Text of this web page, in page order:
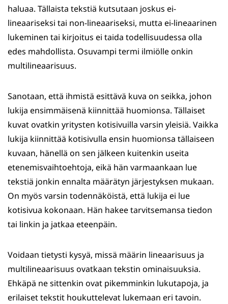
haluaa. Tällaista tekstiä kutsutaan joskus ei-
lineaariseksi tai non-lineaariseksi, mutta ei-lineaarinen
lukeminen tai kirjoitus ei taida todellisuudessa olla
edes mahdollista. Osuvampi termi ilmiölle onkin
multilineaarisuus.
Sanotaan, että ihmistä esittävä kuva on seikka, johon
lukija ensimmäisenä kiinnittää huomionsa. Tällaiset
kuvat ovatkin yritysten kotisivuilla varsin yleisiä. Vaikka
lukija kiinnittää kotisivulla ensin huomionsa tällaiseen
kuvaan, hänellä on sen jälkeen kuitenkin useita
etenemisvaihtoehtoja, eikä hän varmaankaan lue
tekstiä jonkin ennalta määrätyn järjestyksen mukaan.
On myös varsin todennäköistä, että lukija ei lue
kotisivua kokonaan. Hän hakee tarvitsemansa tiedon
tai linkin ja jatkaa eteenpäin.
Voidaan tietysti kysyä, missä määrin lineaarisuus ja
multilineaarisuus ovatkaan tekstin ominaisuuksia.
Ehkäpä ne sittenkin ovat pikemminkin lukutapoja, ja
erilaiset tekstit houkuttelevat lukemaan eri tavoin.